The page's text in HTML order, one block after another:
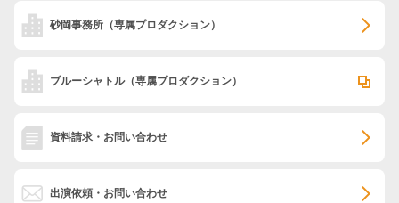
砂岡事務所 （専属プロダクション）
ブルーシャトル（専属プロダクション）
資料請求・お問い合わせ
出演依頼・お問い合わせ